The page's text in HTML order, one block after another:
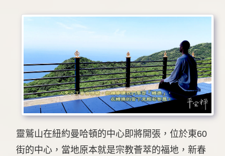
靈鷲山在紐約曼哈頓的中心即將開張，位於東60
街的中心，當地原本就是宗教薈萃的福地，新春